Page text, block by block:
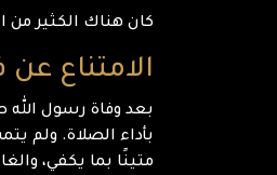
كان هناك الكثير من
الامتناع عن
بأداء الصلاة. ولم
متينًا بما يكفي،